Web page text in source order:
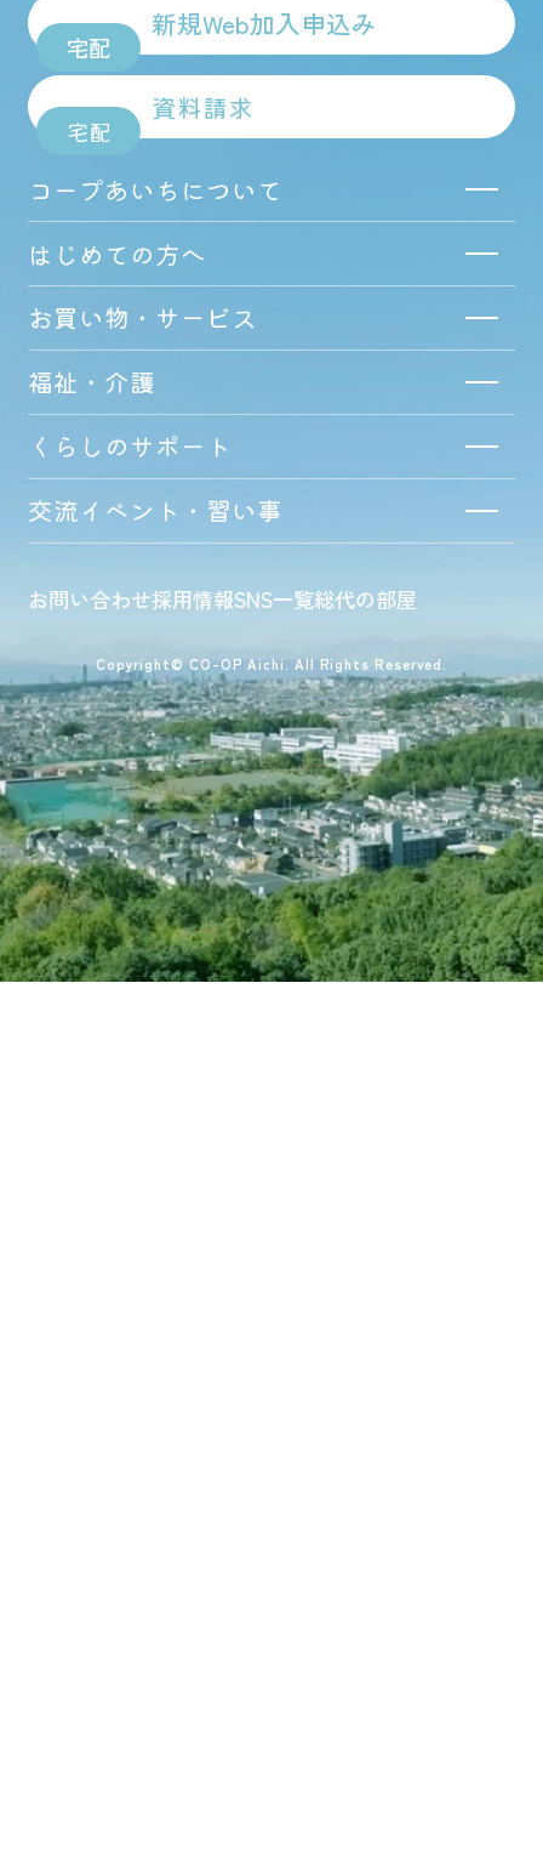
宅配
新規Web加入申込み
宅配
資料請求
コープあいちについて
はじめての方へ
お買い物・サービス
福祉・介護
くらしのサポート
交流イベント・習い事
お問い合わせ採用情報SNS一覧総代の部屋
Copyright© CO-OP Aichi. All Rights Reserved.